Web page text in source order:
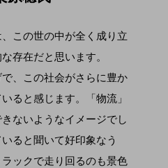
この世の中が全く成り立
存在だと思います。
、この社会がさらに豊か
ると感じます。「物流」
ないようなイメージでし
ると聞いて好印象なう
ックで走り回るのも景色